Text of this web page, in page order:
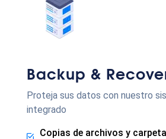
Backup &
Proteja sus datos con nuestro
integrado
Copias de archivos y